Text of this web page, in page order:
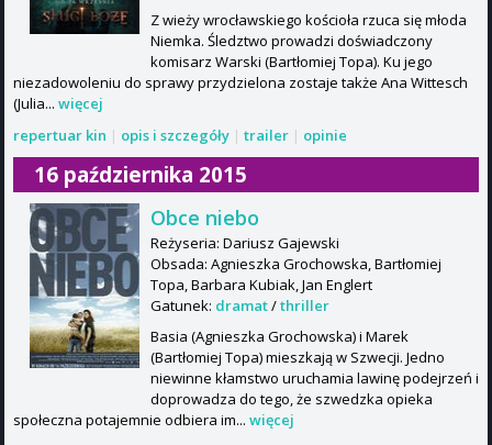
Z wieży wrocławskiego kościoła rzuca się młoda
Niemka. Śledztwo prowadzi doświadczony
komisarz Warski (Bartłomiej Topa). Ku jego
niezadowoleniu do sprawy przydzielona zostaje także Ana Wittesch
(Julia... więcej
repertuar kin | opis i szczegóły | trailer | opinie
16 października 2015
Obce niebo
Reżyseria: Dariusz Gajewski
Obsada: Agnieszka Grochowska, Bartłomiej
Topa, Barbara Kubiak, Jan Englert
Gatunek: dramat/thriller
Basia (Agnieszka Grochowska) i Marek
(Bartłomiej Topa) mieszkają w Szwecji. Jedno
niewinne kłamstwo uruchamia lawinę podejrzeń i
doprowadza do tego, że szwedzka opieka
społeczna potajemnie odbiera im... więcej